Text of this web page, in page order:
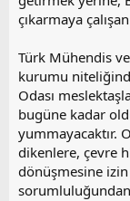
çıkarmaya
Türk Mühendis
kurumu
Odası
bugüne kadar
yummayacaktır.
dikenlere, çevre
dönüşmesine